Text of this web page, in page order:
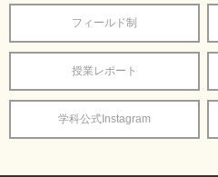
フィールド制
授業レポート
学科公式Instagram